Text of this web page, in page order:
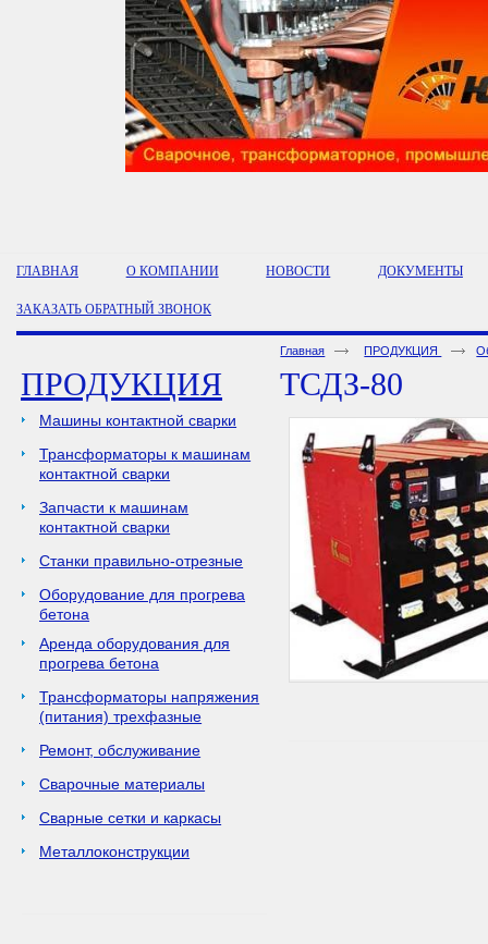
ГЛАВНАЯ О КОМПАНИИ НОВОСТИ ДОКУМЕНТЫ
ЗАКАЗАТЬ ОБРАТНЫЙ ЗВОНОК
ПРОДУКЦИЯ
Машины контактной сварки
Трансформаторы к машинам
контактной сварки
Запчасти к машинам
контактной сварки
Станки правильно-отрезные
Оборудование для прогрева
бетона
Аренда оборудования для
прогрева бетона
Трансформаторы напряжения
(питания) трехфазные
Ремонт, обслуживание
Сварочные материалы
Сварные сетки и каркасы
Металлоконструкции
Главная ПРОДУКЦИЯ
ТСДЗ-80